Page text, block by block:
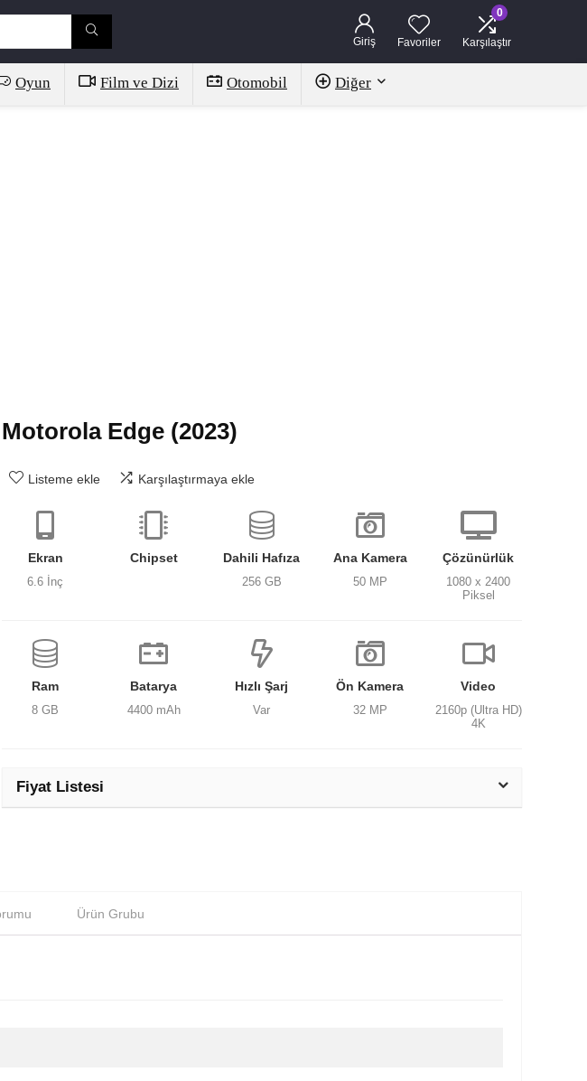
Giriş Favoriler
0
Karşılaştır
Oyun Film ve Dizi Otomobil Diğer
Motorola Edge (2023)
Listeme ekle Karşılaştırmaya ekle
Ekran
6.6 İnç
Chipset Dahili Hafıza
256 GB
Ana Kamera
50 MP
Çözünürlük
1080 x 2400
Piksel
Ram
8 GB
Batarya
4400 mAh
Hızlı Şarj
Var
Ön Kamera
32 MP
Video
2160p (Ultra HD)
4K
Fiyat Listesi
Ürün Grubu